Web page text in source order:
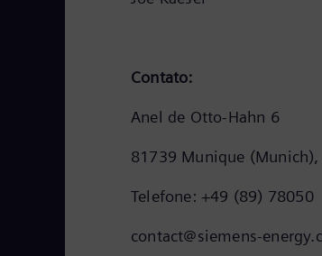
Contato:
Anel de Otto-Hahn 6
81739 Munique
Telefone: +49 (89) 78050
contact@siemens-